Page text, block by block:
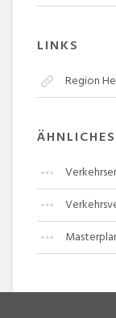
LINKS
Region
ÄHNLICHES